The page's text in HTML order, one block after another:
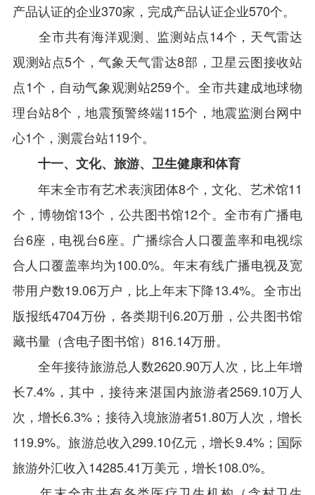
产品认证的企业370家，完成产品认证企业570个。
全市共有海洋观测、监测站点14个，天气雷达
观测站点5个，气象天气雷达8部，卫星云图接收站
点1个，自动气象观测站259个。全市共建成地球物
理台站8个，地震预警终端115个，地震监测台网中
心1个，测震台站119个。
十一、文化、旅游、卫生健康和体育
年末全市有艺术表演团体8个，文化、艺术馆11
个，博物馆13个，公共图书馆12个。全市有广播电
台6座，电视台6座。广播综合人口覆盖率和电视综
合人口覆盖率均为100.0%。年末有线广播电视及宽
带用户数19.06万户，比上年末下降13.4%。全市出
版报纸4704万份，各类期刊6.20万册，公共图书馆
藏书量（含电子图书馆）816.14万册。
全年接待旅游总人数2620.90万人次，比上年增
长7.4%，其中，接待来湛国内旅游者2569.10万人
次，增长6.3%；接待入境旅游者51.80万人次，增长
119.9%。旅游总收入299.10亿元，增长9.4%；国际
旅游外汇收入14285.41万美元，增长108.0%。